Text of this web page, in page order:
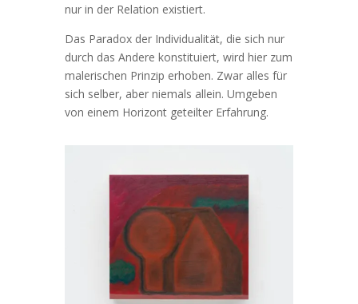
nur in der Relation existiert.
Das Paradox der Individualität, die sich nur
durch das Andere konstituiert, wird hier zum
malerischen Prinzip erhoben. Zwar alles für
sich selber, aber niemals allein. Umgeben
von einem Horizont geteilter Erfahrung.